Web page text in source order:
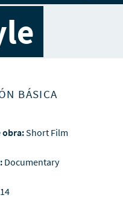
BÁSICA
obra:Short Film
Documentary